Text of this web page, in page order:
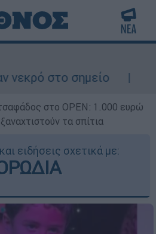
Δίωξη για
στο OPEN: 1.000 ευρώ
τα σπίτια
ειδήσεις σχετικά με: